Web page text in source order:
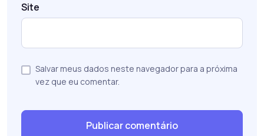
Site
Salvar meus dados neste navegador para a próxima
vez que eu comentar.